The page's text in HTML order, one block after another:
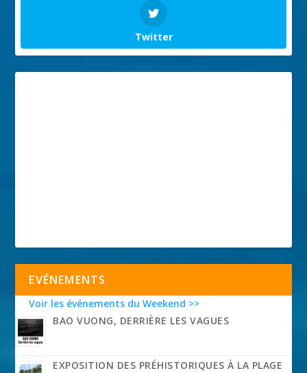
Twitter
EVÉNEMENTS
Voir les événements du Weekend >>
BAO VUONG, DERRIÈRE LES VAGUES
EXPOSITION DES PRÉHISTORIQUES À LA PLAGE